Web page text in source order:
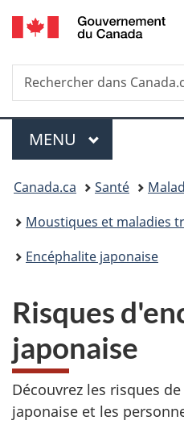
Recherche
Rechercher
dans
Menu
MENU PRINCIPAL
Vous
êtes
ici :
Canada.ca Santé
Moustiques et maladies
Encéphalite japonaise
Risques
japonaise
Découvrez les risques
japonaise et les